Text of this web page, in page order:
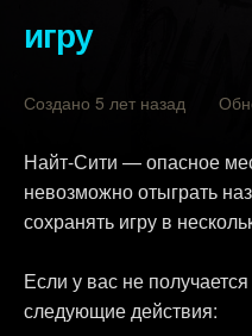
игру
Создано 5 лет назад
Найт-Сити — опасное
невозможно отыграть
сохранять игру в
Если у вас не
следующие действия: